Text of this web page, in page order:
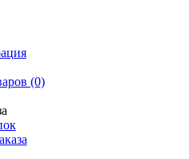
(0)